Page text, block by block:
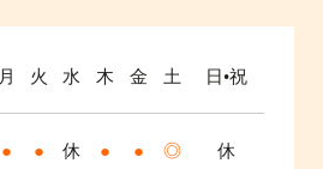
月 火 水 木 金 土 日•祝
● ● 休 ● ● ◎
休